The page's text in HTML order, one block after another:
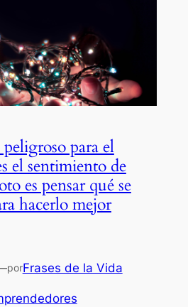
para el
el sentimiento de
es pensar qué se
hacerlo mejor
porFrases de la Vida